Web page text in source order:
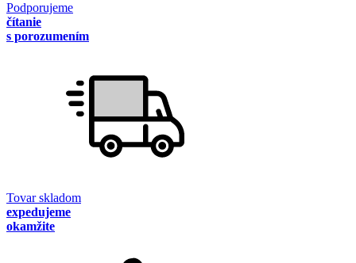
Podporujeme
čítanie
s porozumením
Tovar skladom
expedujeme
okamžite